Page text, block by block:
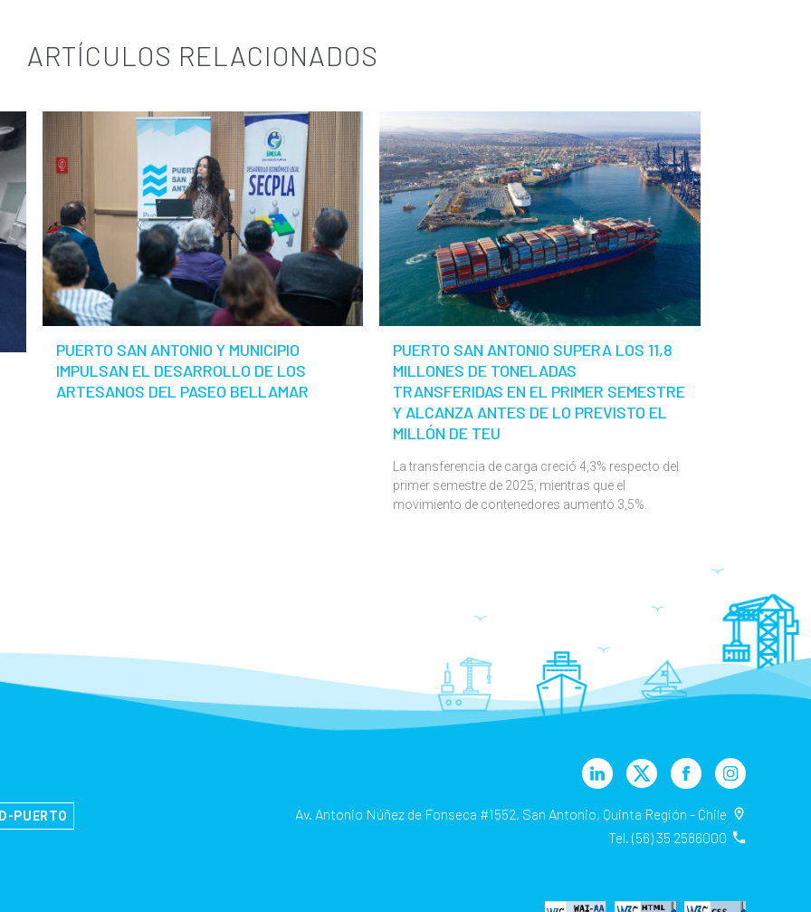
ARTÍCULOS RELACIONADOS
PUERTO SAN ANTONIO Y MUNICIPIO
IMPULSAN EL DESARROLLO DE LOS
ARTESANOS DEL PASEO BELLAMAR
PUERTO SAN ANTONIO SUPERA LOS 11,8
MILLONES DE TONELADAS
TRANSFERIDAS EN EL PRIMER SEMESTRE
Y ALCANZA ANTES DE LO PREVISTO EL
MILLÓN DE TEU
La transferencia de carga creció 4,3% respecto del
primer semestre de 2025, mientras que el
movimiento de contenedores aumentó 3,5%.
PUERTO
Av. Antonio Núñez de Fonseca #1552, San Antonio, Quinta Región - Chile
Tel. (56) 35 2586000